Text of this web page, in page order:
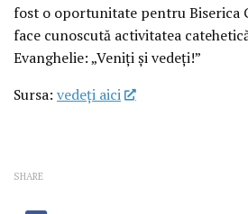
fost o oportunitate pentru Biserica
face cunoscută activitatea
Evanghelie: „Veniți și vedeți!”
Sursa: vedeţi aici
SHARE